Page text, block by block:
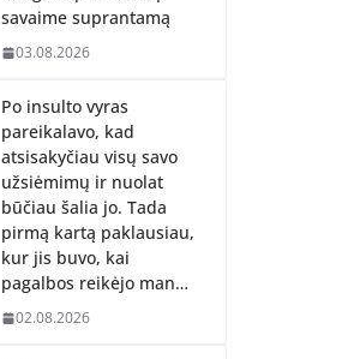
savaime suprantamą
03.08.2026
Po insulto vyras
pareikalavo, kad
atsisakyčiau visų savo
užsiėmimų ir nuolat
būčiau šalia jo. Tada
pirmą kartą paklausiau,
kur jis buvo, kai
pagalbos reikėjo man…
02.08.2026